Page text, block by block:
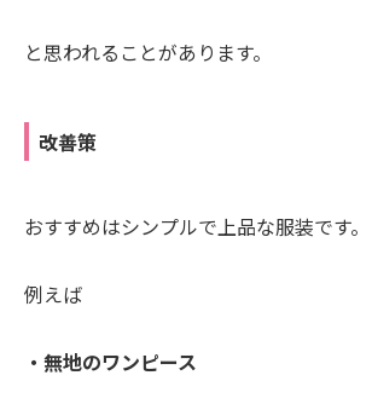
と思われることがあります。
改善策
おすすめはシンプルで上品な服装です。
例えば
・無地のワンピース